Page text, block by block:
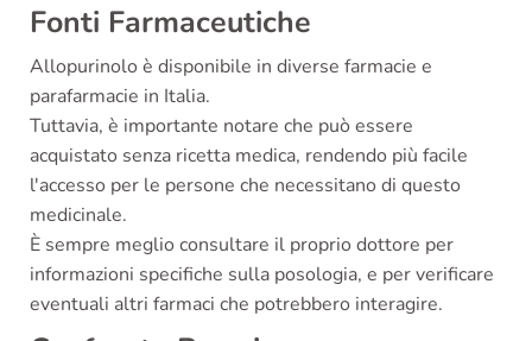
Fonti Farmaceutiche
Allopurinolo è disponibile in diverse farmacie e
parafarmacie in Italia.
Tuttavia, è importante notare che può essere
acquistato senza ricetta medica, rendendo più facile
l'accesso per le persone che necessitano di questo
medicinale.
È sempre meglio consultare il proprio dottore per
informazioni specifiche sulla posologia, e per verificare
eventuali altri farmaci che potrebbero interagire.